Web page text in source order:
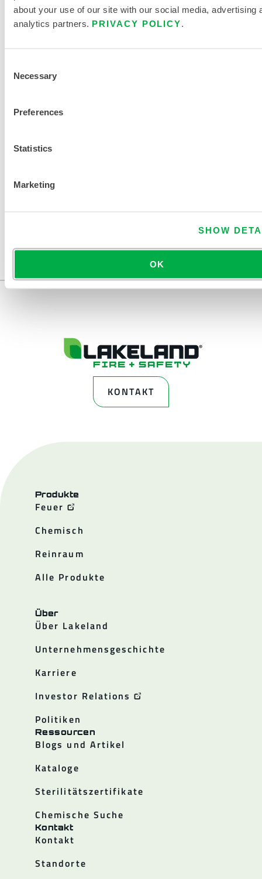
about your use of our site with our social media, advertising
analytics partners. PRIVACY POLICY
Selection
Necessary
Preferences
Statistics
Marketing
SHOW
OK
e
EINE ANDERE CHEMIKALIE FINDEN
KONTAKT
Produkte
Feuer
Chemisch
Reinraum
Alle Produkte
Über
Über Lakeland
Unternehmensgeschichte
Karriere
Investor Relations
Politiken
Ressourcen
Blogs und Artikel
Kataloge
Sterilitätszertifikate
Chemische Suche
Kontakt
Kontakt
Standorte